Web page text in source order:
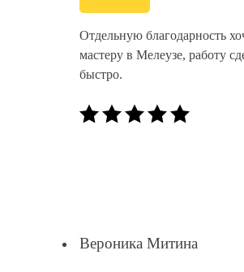
Отдельную благодарность
мастеру в Мелеузе, работу
быстро.
Вероника Митина